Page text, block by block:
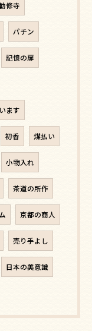
修寺
パチン
記憶の扉
ます
初香 煤払い
小物入れ
茶道の所作
京都の商人
売り手よし
日本の美意識